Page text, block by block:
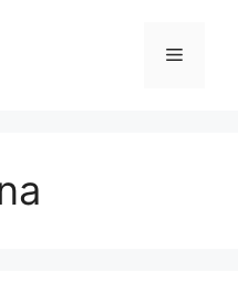
Menu